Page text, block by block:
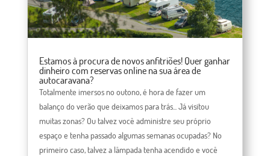
Estamos à procura de novos anfitriões! Quer ganhar
dinheiro com reservas online na sua área de
autocaravana?
Totalmente imersos no outono, é hora de fazer um
balanço do verão que deixamos para trás... Já visitou
muitas zonas? Ou talvez você administre seu próprio
espaço e tenha passado algumas semanas ocupadas? No
primeiro caso, talvez a lâmpada tenha acendido e você